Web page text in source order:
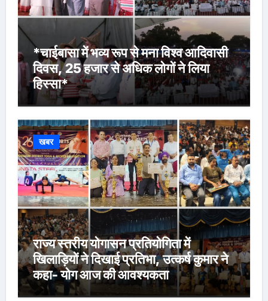
*चाईबासा में भव्य रूप से मना विश्व आदिवासी
दिवस, 25 हजार से अधिक लोगों ने लिया
हिस्सा*
खबर
राज्य स्तरीय योगासन प्रतियोगिता में
खिलाड़ियों ने दिखाई प्रतिभा, उत्कर्ष कुमार ने
कहा- योग आज की आवश्यकता